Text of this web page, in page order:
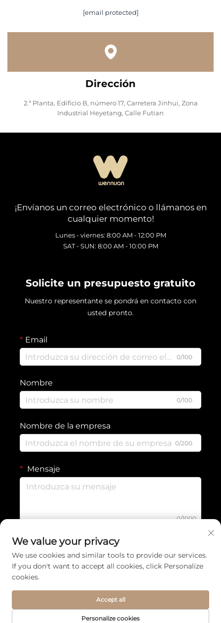
[email protected]
Dirección
2.ª Planta, Edificio B, número 17, Carretera Jinhui, Zona
Industrial Heyetang, Calle Futian
¡Envíanos un correo electrónico o llámanos en
cualquier momento!
Lunes - viernes: 8:00 AM - 12:00 PM
SAT - SUN: 8:00 AM - 10:00 PM
Solicite un presupuesto gratuito
Nuestro representante se pondrá en contacto con
usted pronto.
Email
0/100
Nombre
0/100
Nombre de la empresa
0/200
Mensaje
0/1000
Enviar
Derechos de autor © 2026 Yiwu Wennuan Clothing Co., Ltd. Todos los
derechos reservados. -Política de privacidad
We value your privacy
We use cookies and similar tools to provide our services.
If you don't want to accept all cookies, click Personalize
cookies.
Personalize cookies
Accept all